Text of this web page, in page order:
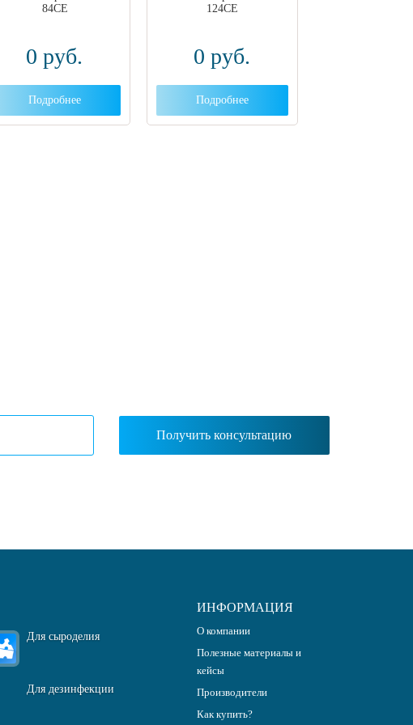
84CE
0руб.
Подробнее
124CE
0руб.
Подробнее
Для сыроделия
Для дезинфекции
ИНФОРМАЦИЯ
О компании
Полезные материалы и
кейсы
Производители
Как купить?